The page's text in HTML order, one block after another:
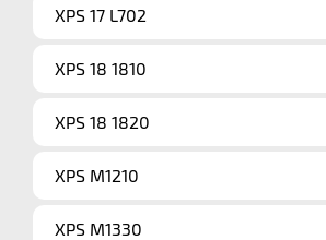
XPS 17 L702
XPS 18 1810
XPS 18 1820
XPS M1210
XPS M1330